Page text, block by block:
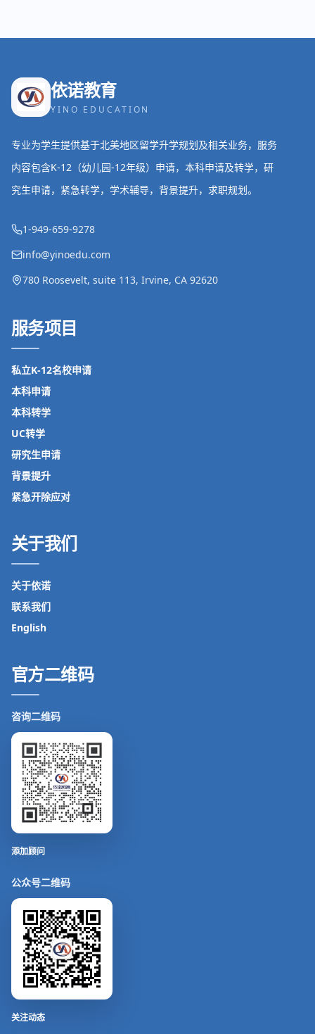
依诺教育
YINO EDUCATION
专业为学生提供基于北美地区留学升学规划及相关业务，服务
内容包含K-12（幼儿园-12年级）申请，本科申请及转学，研
究生申请，紧急转学，学术辅导，背景提升，求职规划。
1-949-659-9278
info@yinoedu.com
780 Roosevelt, suite 113, Irvine, CA 92620
服务项目
私立K-12名校申请
本科申请
本科转学
UC转学
研究生申请
背景提升
紧急开除应对
关于我们
关于依诺
联系我们
English
官方二维码
咨询二维码
添加顾问
公众号二维码
关注动态